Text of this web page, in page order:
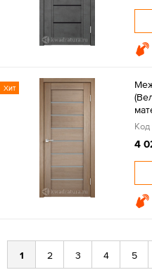
Хит
Код
4
1 2 3 4 5